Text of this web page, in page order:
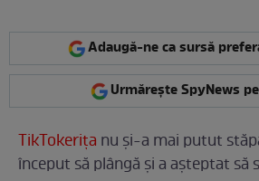
Adaugă-ne ca sursă
Urmărește SpyNews
TikTokerița nu și-a mai putut
început să plângă și a așteptat să